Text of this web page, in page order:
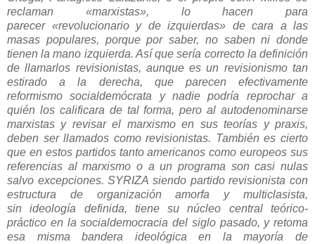
reclaman «marxistas», lo hacen para
parecer «revolucionario y de izquierdas» de cara a las
masas populares, porque por saber, no saben ni donde
tienen la mano izquierda. Así que sería correcto la definición
de llamarlos revisionistas, aunque es un revisionismo tan
estirado a la derecha, que parecen efectivamente
reformismo socialdemócrata y nadie podría reprochar a
quién los calificara de tal forma, pero al autodenominarse
marxistas y revisar el marxismo en sus teorías y praxis,
deben ser llamados como revisionistas. También es cierto
que en estos partidos tanto americanos como europeos sus
referencias al marxismo o a un programa son casi nulas
salvo excepciones.SYRIZA siendo partido revisionista con
estructura de organización amorfa y multiclasista,
sin ideología definida, tiene su núcleo central teórico-
práctico en la socialdemocracia del siglo pasado, y retoma
esa misma bandera ideológica en la mayoría de